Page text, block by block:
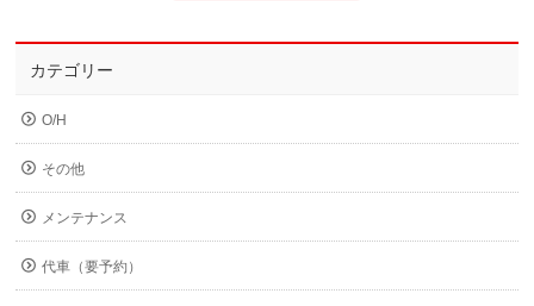
カテゴリー
O/H
その他
メンテナンス
代車（要予約）